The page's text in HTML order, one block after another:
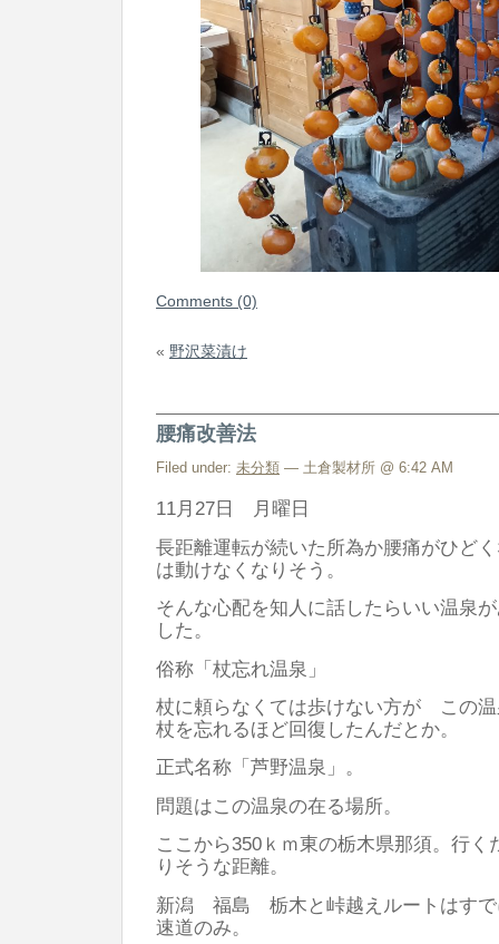
Comments (0)
« 野沢菜漬け
腰痛改善法
Filed under: 未分類 — 土倉製材所 @ 6:42 AM
11月27日 月曜日
長距離運転が続いた所為か腰痛がひど
は動けなくなりそう。
そんな心配を知人に話したらいい温泉
した。
俗称「杖忘れ温泉」
杖に頼らなくては歩けない方が この
杖を忘れるほど回復したんだとか。
正式名称「芦野温泉」。
問題はこの温泉の在る場所。
ここから350ｋｍ東の栃木県那須。行く
りそうな距離。
新潟 福島 栃木と峠越えルートはすで
速道のみ。